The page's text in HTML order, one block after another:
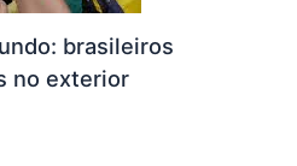
brasileiros
no exterior